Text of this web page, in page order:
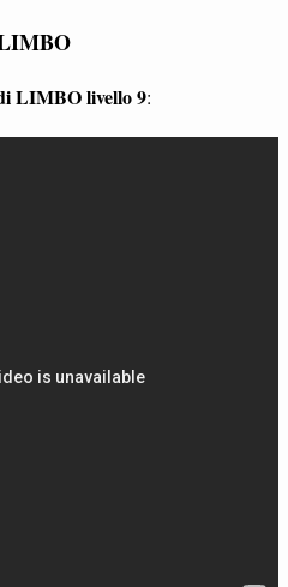
LIMBO livello 9: